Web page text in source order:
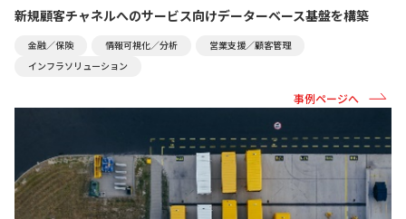
新規顧客チャネルへのサービス向けデーターベース基盤を構築
金融／保険 情報可視化／分析 営業支援／顧客管理
インフラソリューション
事例ページへ